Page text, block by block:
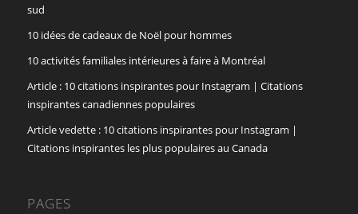
sud
10 idées de cadeaux de Noël pour hommes
10 activités familiales intérieures à faire à Montréal
Article : 10 citations inspirantes pour Instagram | Citations
inspirantes canadiennes populaires
Article vedette : 10 citations inspirantes pour Instagram |
Citations inspirantes les plus populaires au Canada
PAGES